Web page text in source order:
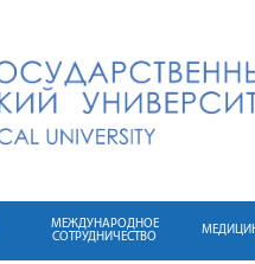
МЕЖДУНАРОДНОЕ
СОТРУДНИЧЕСТВО